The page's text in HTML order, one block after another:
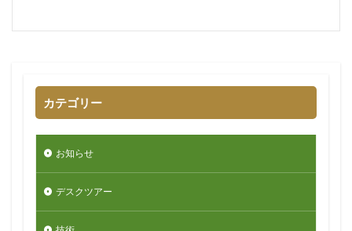
カテゴリー
お知らせ
デスクツアー